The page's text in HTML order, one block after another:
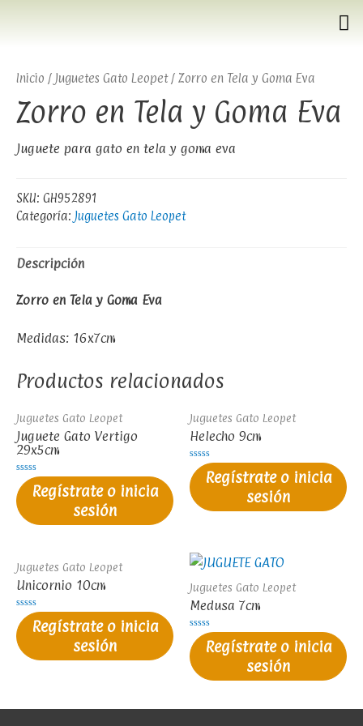
Inicio / Juguetes Gato Leopet/ Zorro en Tela y Goma Eva
Zorro en Tela y Goma Eva
Juguete para gato en tela y goma eva
SKU: GH952891
Categoría: Juguetes Gato Leopet
Descripción
Zorro en Tela y Goma Eva
Medidas: 16x7cm
Productos relacionados
Juguetes Gato Leopet
Juguete Gato Vertigo
29x5cm
Valorado
en
0
de
5
Regístrate o inicia
sesión
Juguetes Gato Leopet
Helecho 9cm
Valorado
en
0
de
5
Regístrate o inicia
sesión
Juguetes Gato Leopet
Unicornio 10cm
Valorado
en
0
de
5
Regístrate o inicia
sesión
Juguetes Gato Leopet
Medusa 7cm
Valorado
en
0
de
5
Regístrate o inicia
sesión